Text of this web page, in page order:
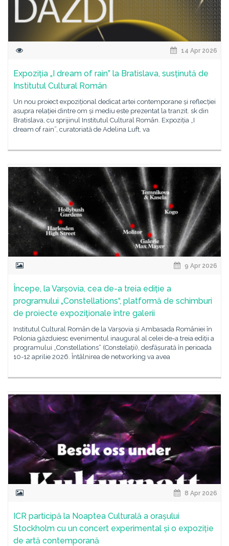
14 Apr 2026
Expoziția „I dream of rain” la Bratislava, susținută de
Institutul Cultural Român
Un nou proiect expozițional dedicat artei contemporane și reflecției
asupra relației dintre om și mediu este prezentat la tranzit. sk din
Bratislava, cu sprijinul Institutul Cultural Român. Expoziția „I
dream of rain”, curatoriată de Adelina Luft, va
9 Apr 2026
Începe, la Varșovia, cea de-a treia ediție a
programului „Constellations“, platformă de schimburi
de proiecte expoziţionale între galerii
Institutul Cultural Român de la Varșovia și Ambasada României în
Polonia găzduiesc evenimentul inaugural al celei de-a treia ediții a
programului „Constellations“ (Constelații), desfășurată în perioada
10-12 aprilie 2026. Întâlnirea de networking va avea
8 Apr 2026
ICR participă la Noaptea Culturală a orașului
Stockholm cu un concert experimental și o expoziție
de artă contemporană